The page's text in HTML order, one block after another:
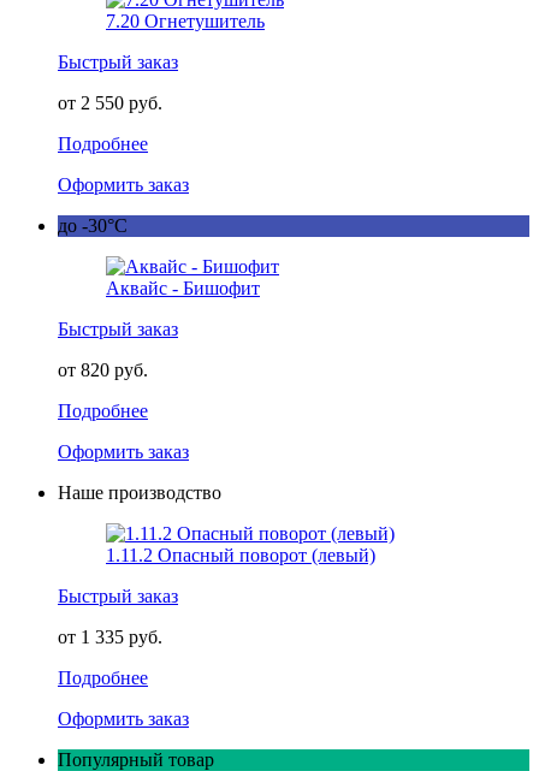
7.20 Огнетушитель
Быстрый заказ
от 2 550 руб.
Подробнее
Оформить заказ
до -30°C
Аквайс - Бишофит
Быстрый заказ
от 820 руб.
Подробнее
Оформить заказ
Наше производство
1.11.2 Опасный поворот (левый)
Быстрый заказ
от 1 335 руб.
Подробнее
Оформить заказ
Популярный товар